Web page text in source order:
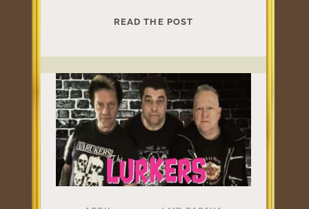
READ THE POSTHULAPUNK